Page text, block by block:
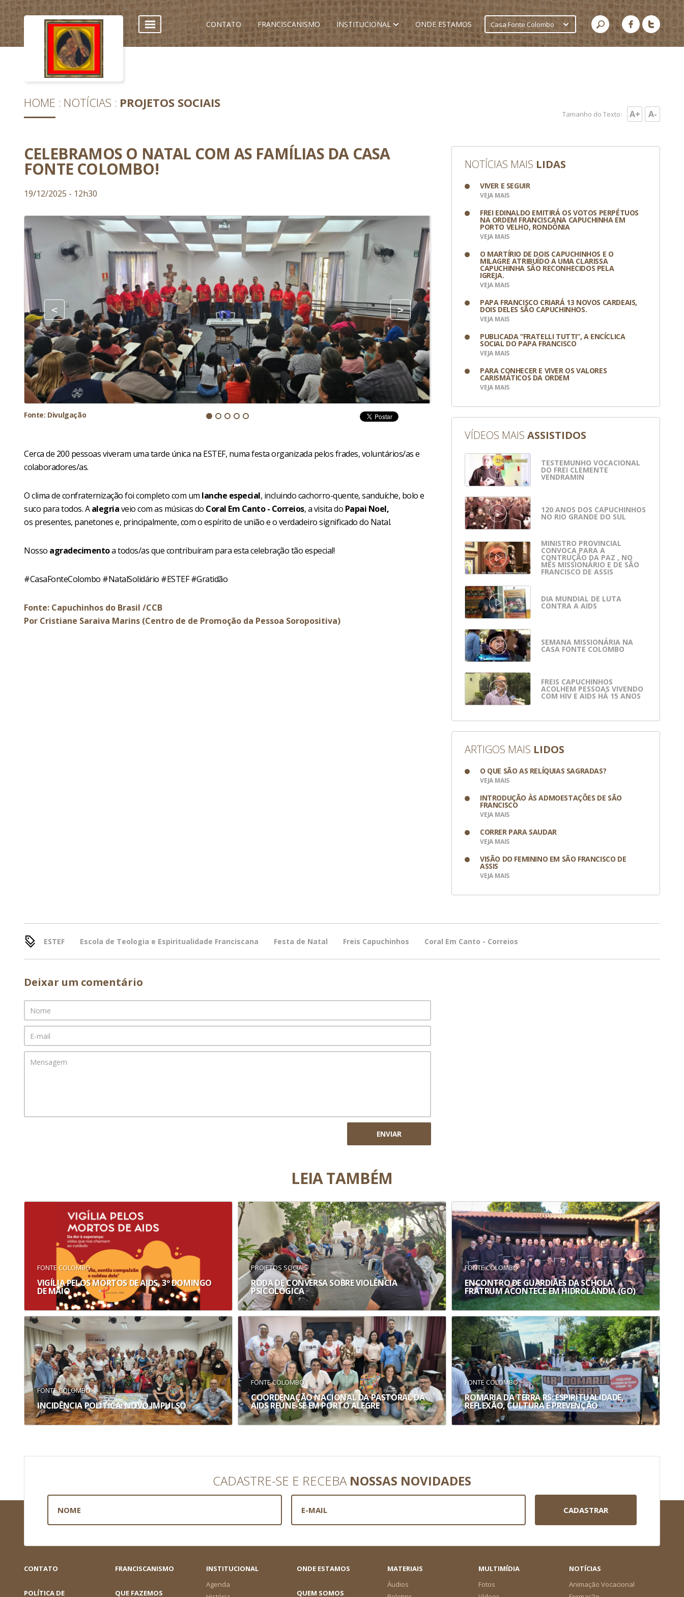
CONTATO FRANCISCANISMO INSTITUCIONAL ONDE ESTAMOS Casa Fonte Colombo
HOME NOTÍCIAS PROJETOS SOCIAIS
Tamanho do Texto: A+ A-
CELEBRAMOS O NATAL COM AS FAMÍLIAS DA CASA
FONTE COLOMBO!
19/12/2025 - 12h30
Fonte: Divulgação Fonte: Divulgação
Cerca de 200 pessoas viveram uma tarde única na ESTEF, numa festa organizada pelos frades, voluntários/as e
colaboradores/as.
O clima de confraternização foi completo com um lanche especial, incluindo cachorro-quente, sanduíche, bolo e
suco para todos. Aalegriaveio com as músicas do Coral Em Canto - Correios, a visita do Papai Noel,
os presentes, panetones e, principalmente, com o espírito de união e o verdadeiro significado do Natal.
Nosso agradecimentoa todos/as que contribuíram para esta celebração tão especial!
#CasaFonteColombo #NatalSolidário #ESTEF #Gratidão
Fonte: Capuchinhos do Brasil /CCB
Por Cristiane Saraiva Marins (Centro de de Promoção da Pessoa Soropositiva)
NOTÍCIAS MAIS LIDAS
VIVER E SEGUIR
VEJA MAIS
FREI EDINALDO EMITIRÁ OS VOTOS PERPÉTUOS
NA ORDEM FRANCISCANA CAPUCHINHA EM
PORTO VELHO, RONDÔNIA
VEJA MAIS
O MARTÍRIO DE DOIS CAPUCHINHOS E O
MILAGRE ATRIBUÍDO A UMA CLARISSA
CAPUCHINHA SÃO RECONHECIDOS PELA
IGREJA.
VEJA MAIS
PAPA FRANCISCO CRIARÁ 13 NOVOS CARDEAIS,
DOIS DELES SÃO CAPUCHINHOS.
VEJA MAIS
PUBLICADA “FRATELLI TUTTI”, A ENCÍCLICA
SOCIAL DO PAPA FRANCISCO
VEJA MAIS
PARA CONHECER E VIVER OS VALORES
CARISMÁTICOS DA ORDEM
VEJA MAIS
VÍDEOS MAIS ASSISTIDOS
TESTEMUNHO VOCACIONAL
DO FREI CLEMENTE
VENDRAMIN
120 ANOS DOS CAPUCHINHOS
NO RIO GRANDE DO SUL
MINISTRO PROVINCIAL
CONVOCA PARA A
CONTRUÇÃO DA PAZ , NO
MÊS MISSIONÁRIO E DE SÃO
FRANCISCO DE ASSIS
DIA MUNDIAL DE LUTA
CONTRA A AIDS
SEMANA MISSIONÁRIA NA
CASA FONTE COLOMBO
FREIS CAPUCHINHOS
ACOLHEM PESSOAS VIVENDO
COM HIV E AIDS HÁ 15 ANOS
ARTIGOS MAIS LIDOS
O QUE SÃO AS RELÍQUIAS SAGRADAS?
VEJA MAIS
INTRODUÇÃO ÀS ADMOESTAÇÕES DE SÃO
FRANCISCO
VEJA MAIS
CORRER PARA SAUDAR
VEJA MAIS
VISÃO DO FEMININO EM SÃO FRANCISCO DE
ASSIS
VEJA MAIS
ESTEF Escola de Teologia e Espiritualidade Franciscana Festa de Natal Freis Capuchinhos Coral Em Canto - Correios
Deixar um comentário
ENVIAR
LEIA TAMBÉM
FONTE COLOMBO
VIGÍLIA PELOS MORTOS DE AIDS, 3º DOMINGO
DE MAIO
PROJETOS SOCIAIS
RODA DE CONVERSA SOBRE VIOLÊNCIA
PSICOLÓGICA
FONTE COLOMBO
ENCONTRO DE GUARDIÃES DA SCHOLA
FRATRUM ACONTECE EM HIDROLÂNDIA (GO)
FONTE COLOMBO
INCIDÊNCIA POLÍTICA: NOVO IMPULSO
FONTE COLOMBO
COORDENAÇÃO NACIONAL DA PASTORAL DA
AIDS REÚNE-SE EM PORTO ALEGRE
FONTE COLOMBO
ROMARIA DA TERRA RS: ESPIRITUALIDADE,
REFLEXÃO, CULTURA E PREVENÇÃO
CADASTRE-SE E RECEBA NOSSAS NOVIDADES
CADASTRAR
CONTATO FRANCISCANISMO
INSTITUCIONAL
Agenda
ONDE ESTAMOS
MATERIAIS
Áudios
MULTIMÍDIA
Fotos
NOTÍCIAS
Animação Vocacional
POLÍTICA DE QUE FAZEMOS QUEM SOMOS